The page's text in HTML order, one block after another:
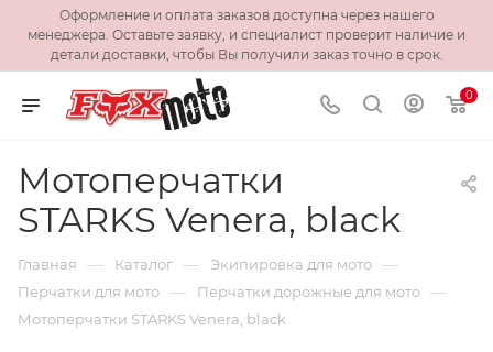
Оформление и оплата заказов доступна через нашего
менеджера. Оставьте заявку, и специалист проверит наличие и
детали доставки, чтобы Вы получили заказ точно в срок.
0
Мотоперчатки
STARKS Venera, black
Главная — Каталог — Экипировка для мото —
Перчатки для мото — Перчатки дорожные для мото —
Мотоперчатки STARKS Venera, black